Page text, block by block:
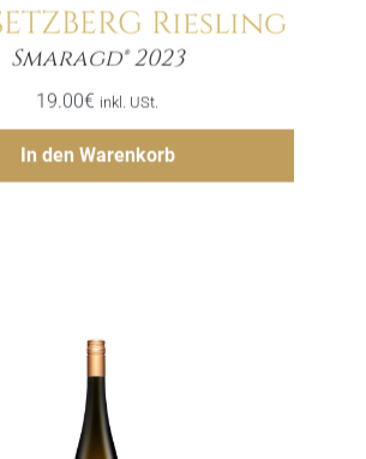
Riesling
Smaragd® 2023
19.00€ inkl. USt.
In den Warenkorb
Menge
Hinzufügen